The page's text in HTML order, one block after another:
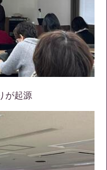
が起源